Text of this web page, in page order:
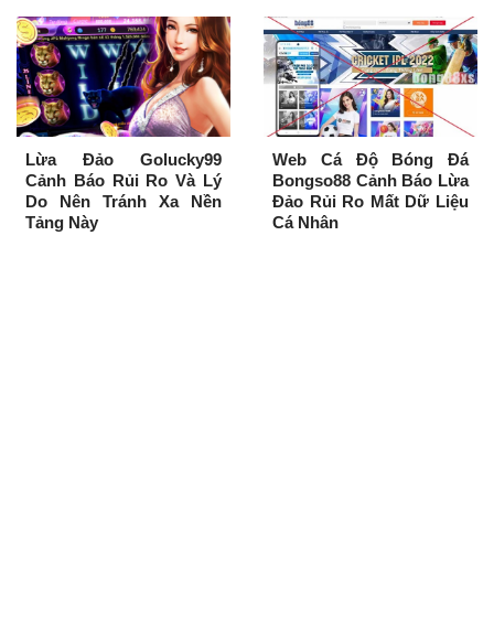
Lừa Đảo Golucky99
Cảnh Báo Rủi Ro Và Lý
Do Nên Tránh Xa Nền
Tảng Này
Web Cá Độ Bóng Đá
Bongso88 Cảnh Báo Lừa
Đảo Rủi Ro Mất Dữ Liệu
Cá Nhân